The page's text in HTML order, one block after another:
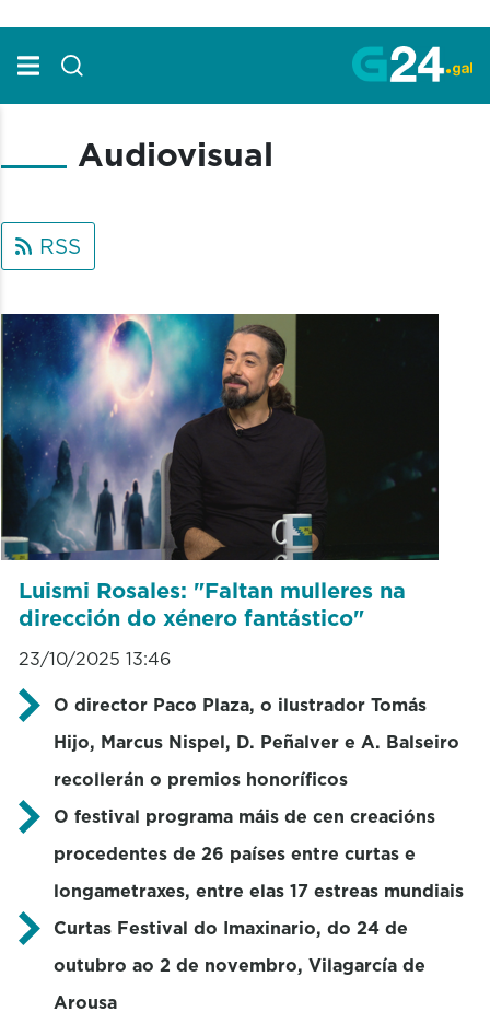
Audiovisual
RSS
Luismi Rosales: "Faltan mulleres na
dirección do xénero fantástico"
23/10/2025 13:46
O director Paco Plaza, o ilustrador Tomás
Hijo, Marcus Nispel, D. Peñalver e A. Balseiro
recollerán o premios honoríficos
O festival programa máis de cen creacións
procedentes de 26 países entre curtas e
longametraxes, entre elas 17 estreas mundiais
Curtas Festival do Imaxinario, do 24 de
outubro ao 2 de novembro, Vilagarcía de
Arousa